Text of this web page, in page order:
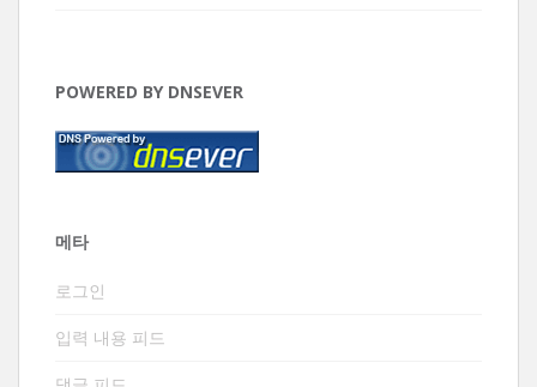
POWERED BY DNSEVER
메타
로그인
입력 내용 피드